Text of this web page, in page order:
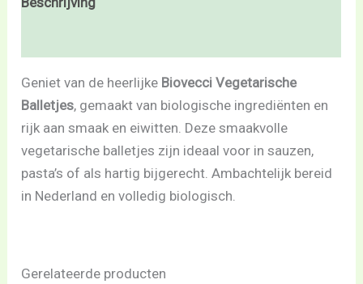
Geniet van de heerlijke Biovecci Vegetarische
Balletjes, gemaakt van biologische ingrediënten en
rijk aan smaak en eiwitten. Deze smaakvolle
vegetarische balletjes zijn ideaal voor in sauzen,
pasta’s of als hartig bijgerecht. Ambachtelijk bereid
in Nederland en volledig biologisch.
Gerelateerde producten